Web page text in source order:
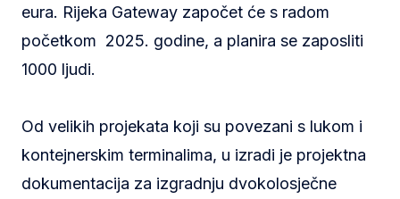
eura. Rijeka Gateway započet će s radom
početkom 2025. godine, a planira se zaposliti
1000 ljudi.
Od velikih projekata koji su povezani s lukom i
kontejnerskim terminalima, u izradi je projektna
dokumentacija za izgradnju dvokolosječne